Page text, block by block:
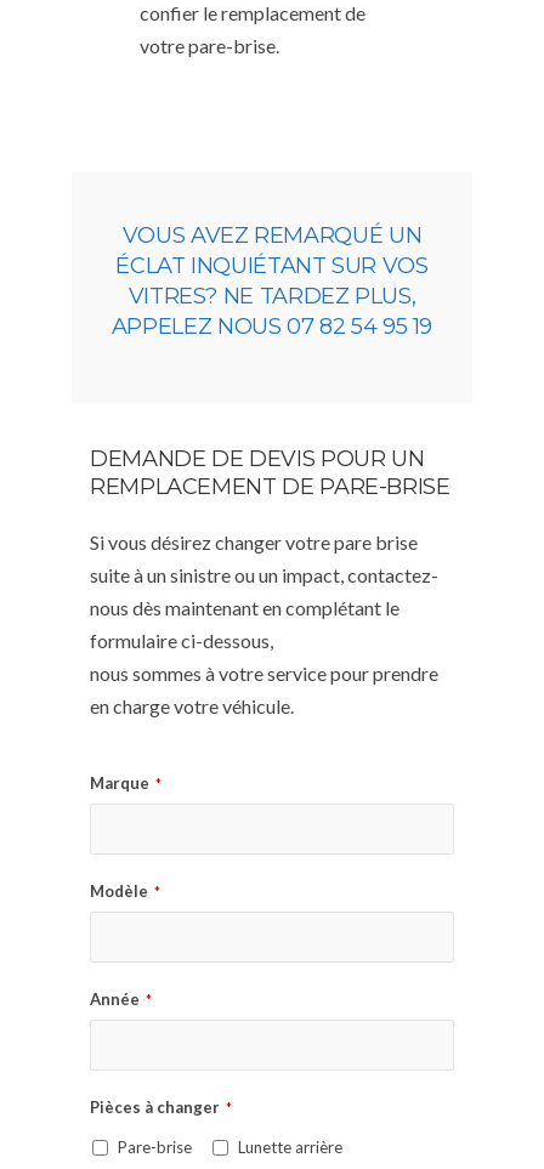
confier le remplacement de
votre pare-brise.
VOUS AVEZ REMARQUÉ UN
ÉCLAT INQUIÉTANT SUR VOS
VITRES? NE TARDEZ PLUS,
APPELEZ NOUS 07 82 54 95 19
DEMANDE DE DEVIS POUR UN
REMPLACEMENT DE PARE-BRISE
Si vous désirez changer votre pare brise
suite à un sinistre ou un impact, contactez-
nous dès maintenant en complétant le
formulaire ci-dessous,
nous sommes à votre service pour prendre
en charge votre véhicule.
Marque *
Modèle *
Année *
Pièces à changer *
Pare-brise Lunette arrière